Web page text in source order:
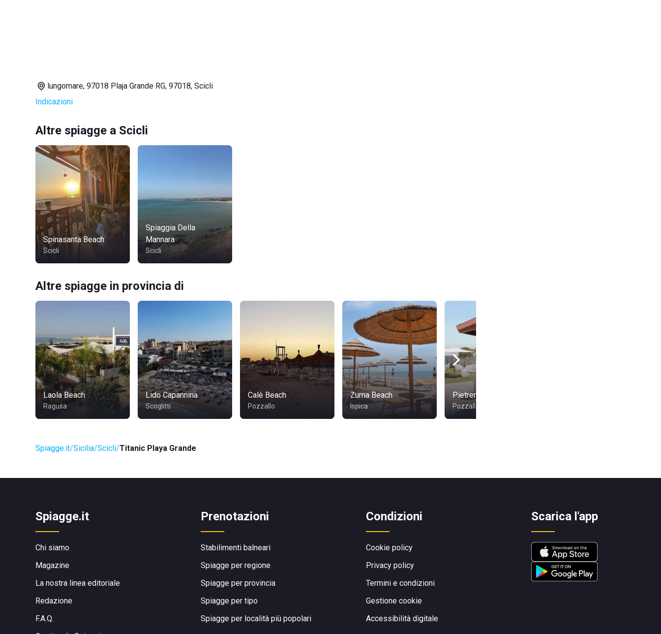
lungomare, 97018 Plaja Grande RG, 97018, Scicli
Indicazioni
Altre spiagge a Scicli
Spinasanta Beach
Scicli
Spiaggia Della
Mannara
Scicli
Altre spiagge in provincia di
Laola Beach
Ragusa
Lido Capannina
Scoglitti
Calè Beach
Pozzallo
Zuma Beach
Ispica
Pietrenere Beach
Pozzallo
Spiagge.it Sicilia Scicli Titanic Playa Grande
Spiagge.it
Chi siamo
Magazine
La nostra linea editoriale
Redazione
F.A.Q.
Prenotazioni
Stabilimenti balneari
Spiagge per regione
Spiagge per provincia
Spiagge per tipo
Spiagge per località più popolari
Condizioni
Cookie policy
Privacy policy
Termini e condizioni
Gestione cookie
Accessibilità digitale
Scarica l'app